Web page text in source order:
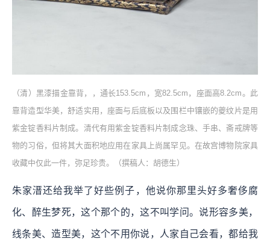
（清）黑漆描金靠背，，通长153.5cm，宽82.5cm，座面高8.2cm。此
靠背造型华美，舒适实用，座面与后底板以及围栏中镶嵌的夔纹片是用
紫金锭香料片制成。清代有用紫金锭香料片制成念珠、手串、斋戒牌等
物的习俗，但将其大面积地应用在家具上尚属罕见。在故宫博物院家具
收藏中仅此一件，弥足珍贵。（撰稿人：胡德生）
朱家溍还给我举了好些例子，他说你那里头好多奢侈腐
化、醉生梦死，这个那个的，这不叫学问。说形容多美，
线条美、造型美，这个不用你说，人家自己会看，都给我